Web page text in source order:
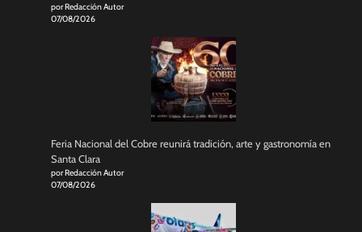
por Redacción Autor
07/08/2026
Feria Nacional del Cobre reunirá tradición, arte y gastronomía en
Santa Clara
por Redacción Autor
07/08/2026